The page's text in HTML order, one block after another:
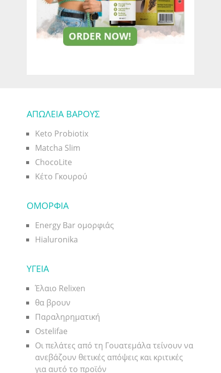
ΑΠΩΛΕΙΑ ΒΑΡΟΥΣ
Keto Probiotix
Matcha Slim
ChocoLite
Κέτο Γκουρού
ΟΜΟΡΦΙΑ
Energy Bar ομορφιάς
Hialuronika
ΥΓΕΙΑ
Έλαιο Relixen
θα βρουν
Παραληρηματική
Ostelifae
Οι πελάτες από τη Γουατεμάλα τείνουν να
ανεβάζουν θετικές απόψεις και κριτικές
για αυτό το προϊόν